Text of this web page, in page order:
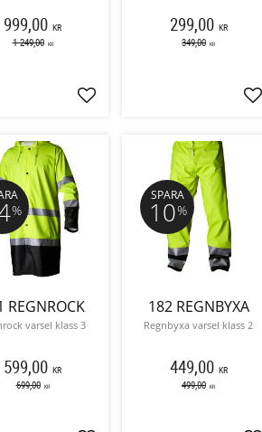
999,00 KR
1 249,00 KR
Lägg till i favoriter
299,00 KR
349,00 KR
REGNROCK
varsel klass 3
599,00 KR
699,00 KR
%
182 REGNBYXA
Regnbyxa varsel klass 2
449,00 KR
499,00 KR
SPARA
10%